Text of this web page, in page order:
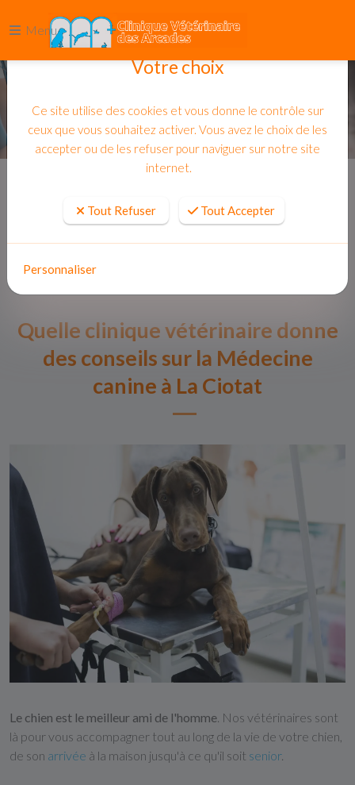
Menu
Quelle clinique vétérinaire donne
des conseils sur la Médecine
canine à La Ciotat
Le chien est le meilleur ami de l'homme . Nos vétérinaires sont
là pour vous accompagner tout au long de la vie de votre chien,
de son arrivée à la maison jusqu'à ce qu'il soit senior.
Votre choix
Ce site utilise des cookies et vous donne le contrôle sur
ceux que vous souhaitez activer. Vous avez le choix de les
accepter ou de les refuser pour naviguer sur notre site
internet.
Tout Refuser Tout Accepter
Personnaliser